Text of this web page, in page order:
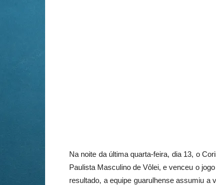
Na noite da última quarta-feira, dia 13, o
Paulista Masculino de Vôlei, e venceu o
resultado, a equipe guarulhense assumiu a